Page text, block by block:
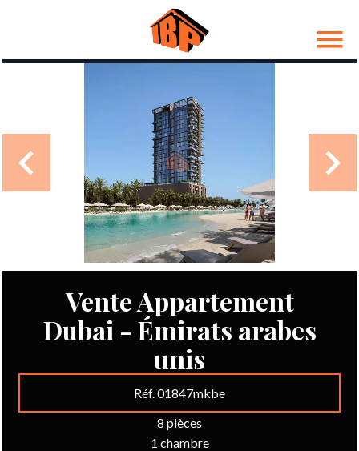
Vente Appartement
Dubai - Émirats arabes
unis
Réf. 01847mkbe
8 pièces
1 chambre